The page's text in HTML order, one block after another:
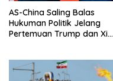
AS-China Saling Balas
Hukuman Politik Jelang
Pertemuan Trump dan Xi